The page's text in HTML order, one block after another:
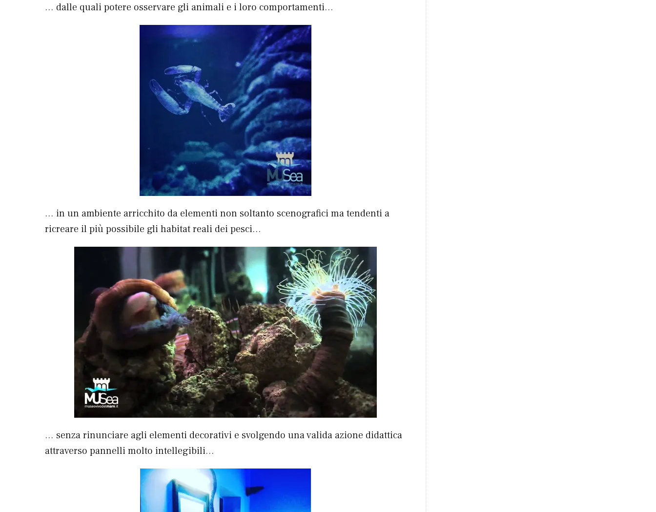
… dalle quali potere osservare gli animali e i loro comportamenti…
… in un ambiente arricchito da elementi non soltanto scenografici ma tendenti a
ricreare il più possibile gli habitat reali dei pesci…
… senza rinunciare agli elementi decorativi e svolgendo una valida azione didattica
attraverso pannelli molto intellegibili…